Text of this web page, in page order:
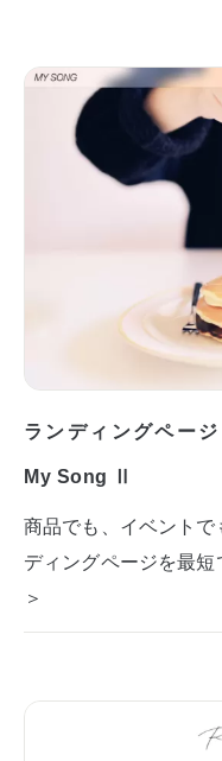
ランディングページ
My Song Ⅱ
商品でも、イベント
ディングページを最短
＞